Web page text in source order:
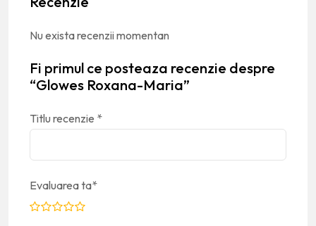
Nu exista recenzii momentan
Fi primul ce posteaza recenzie despre
“Glowes Roxana-Maria”
Titlu recenzie *
Evaluarea ta*